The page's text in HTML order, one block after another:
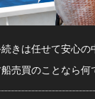
きは任せて安心の
売買のことなら何